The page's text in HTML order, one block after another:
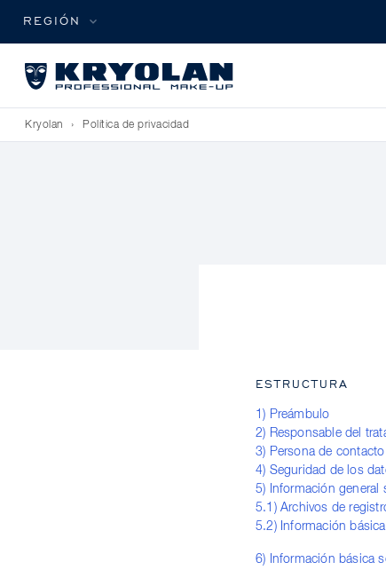
REGIÓN
Kryolan › Política de privacidad
ESTRUCTURA
1) Preámbulo
2) Responsable del
3) Persona de
4) Seguridad de los
5) Información general
5.1) Archivos de
5.2) Información
6) Información básica